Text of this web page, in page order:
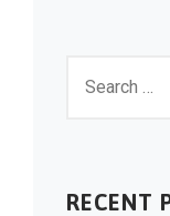
RECENT